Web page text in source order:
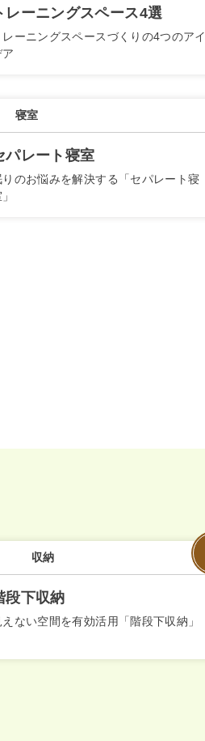
レーニングスペース4選
レーニングスペースづくりの4つのアイ
寝室
パレート寝室
りのお悩みを解決する「セパレート寝
収納
段下収納
えない空間を有効活用「階段下収納」